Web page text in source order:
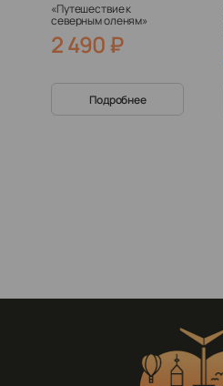
«Путешествие к
северным оленям»
2 490₽
Подробнее